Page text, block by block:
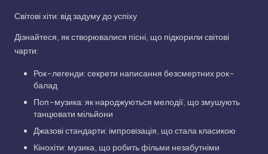
Світові хіти: від задуму до успіху
Дізнайтеся, як створювалися пісні, що підкорили світові
чарти:
Рок-легенди: секрети написання безсмертних рок-
балад
Поп-музика: як народжуються мелодії, що змушують
танцювати мільйони
Джазові стандарти: імпровізація, що стала класикою
Кінохіти: музика, що робить фільми незабутніми